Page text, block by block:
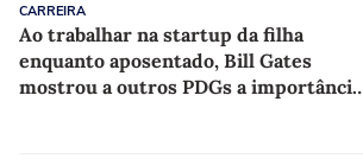
CARREIRA
Ao trabalhar na startup da filha
enquanto aposentado, Bill Gates
mostrou a outros PDGs a importância